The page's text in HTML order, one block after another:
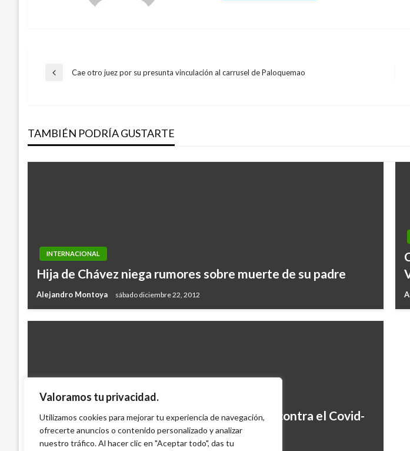
Valoramos tu privacidad.
Utilizamos cookies para mejorar tu experiencia de navegación,
ofrecerte anuncios o contenido personalizado y analizar
nuestro tráfico. Al hacer clic en "Aceptar todo", das tu
Navegación
entradas
Entrada
Cae otro juez por su presunta vinculación al carrusel de Paloquemao
TAMBIÉN PODRÍA GUSTARTE
INTERNACIONAL
Hija de Chávez niega rumores sobre muerte de su padre
Alejandro Montoya sábado diciembre 22, 2012
CIENCIA Y TECNOLOGÍA
Rusia comienza a producir fármaco Avifavir contra el Covid-
19; estará en clínicas el 11 de junio